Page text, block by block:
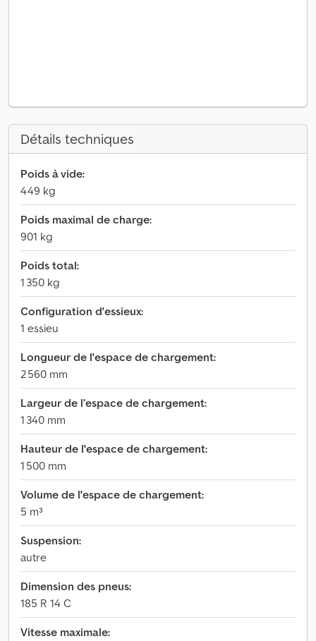
Détails techniques
Poids à vide:
449 kg
Poids maximal de charge:
901 kg
Poids total:
1 350 kg
Configuration d'essieux:
1 essieu
Longueur de l'espace de chargement:
2 560 mm
Largeur de l’espace de chargement:
1 340 mm
Hauteur de l'espace de chargement:
1 500 mm
Volume de l'espace de chargement:
5 m³
Suspension:
autre
Dimension des pneus:
185 R 14 C
Vitesse maximale: